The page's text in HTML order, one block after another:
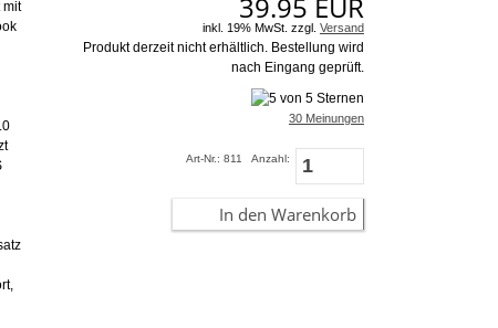
mit
inkl. 19% MwSt. zzgl. Versand
Produkt derzeit nicht erhältlich. Bestellung wird
nach Eingang geprüft.
30 Meinungen
Art-Nr.: 811 Anzahl:
In den Warenkorb